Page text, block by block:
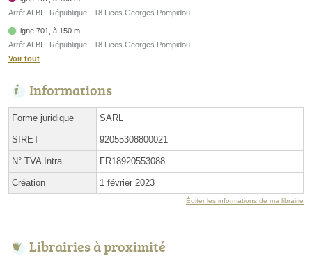
Arrêt ALBI - République - 18 Lices Georges Pompidou
Ligne 701, à 150 m
Arrêt ALBI - République - 18 Lices Georges Pompidou
Voir tout
Informations
Forme juridique SARL
SIRET 92055308800021
N° TVA Intra. FR18920553088
Création 1 février 2023
Éditer les informations de ma librairie
Librairies à proximité